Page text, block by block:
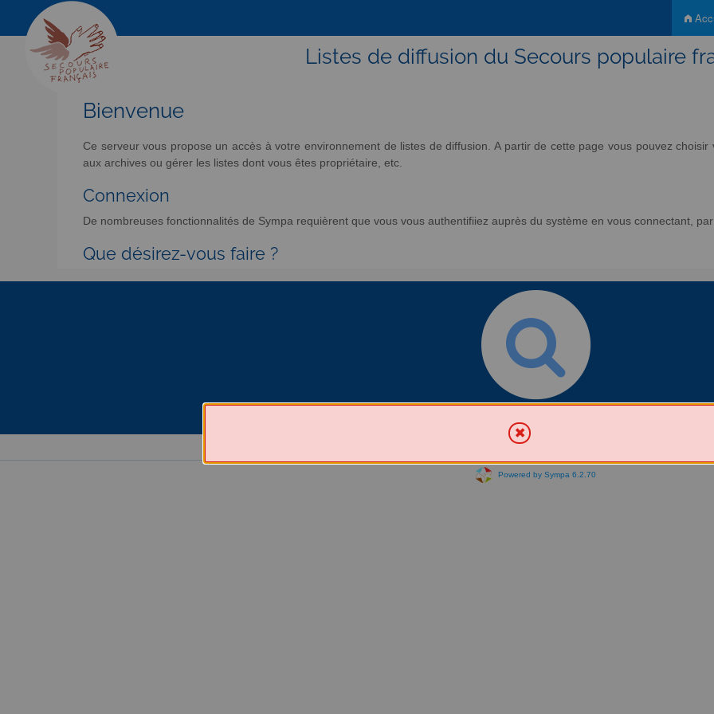
Listes de diffusion du Secours populaire
Bienvenue
Ce serveur vous propose un accès à votre environnement de listes de diffusion. A partir de cette page vous pouvez
aux archives ou gérer les listes dont vous êtes propriétaire, etc.
Connexion
De nombreuses fonctionnalités de Sympa requièrent que vous vous authentifiiez auprès du système en vous connectant,
Que désirez-vous faire ?
Powered by Sympa 6.2.70